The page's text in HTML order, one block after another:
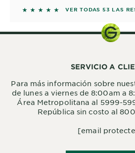
rizado y seco
5 out of 5 stars based on
VER TODAS 53 LAS
SERVICIO A
Para más información sobre
de lunes a viernes de 8:00am a
Área Metropolitana al 5999-
República sin costo al
[email